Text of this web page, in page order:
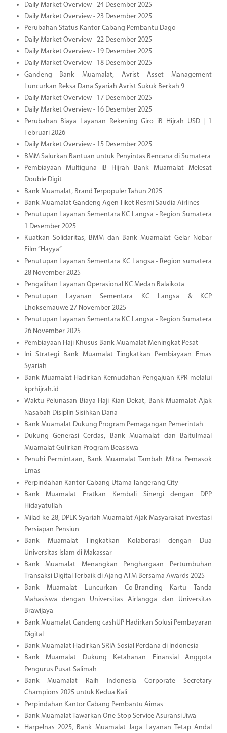
Daily Market Overview - 24 Desember 2025
Daily Market Overview - 23 Desember 2025
Perubahan Status Kantor Cabang Pembantu Dago
Daily Market Overview - 22 Desember 2025
Daily Market Overview - 19 Desember 2025
Daily Market Overview - 18 Desember 2025
Gandeng Bank Muamalat, Avrist Asset Management
Luncurkan Reksa Dana Syariah Avrist Sukuk Berkah 9
Daily Market Overview - 17 Desember 2025
Daily Market Overview - 16 Desember 2025
Perubahan Biaya Layanan Rekening Giro iB Hijrah USD | 1
Februari 2026
Daily Market Overview - 15 Desember 2025
BMM Salurkan Bantuan untuk Penyintas Bencana di Sumatera
Pembiayaan Multiguna iB Hijrah Bank Muamalat Melesat
Double Digit
Bank Muamalat, Brand Terpopuler Tahun 2025
Bank Muamalat Gandeng Agen Tiket Resmi Saudia Airlines
Penutupan Layanan Sementara KC Langsa - Region Sumatera
1 Desember 2025
Kuatkan Solidaritas, BMM dan Bank Muamalat Gelar Nobar
Film “Hayya”
Penutupan Layanan Sementara KC Langsa - Region sumatera
28 November 2025
Pengalihan Layanan Operasional KC Medan Balaikota
Penutupan Layanan Sementara KC Langsa & KCP
Lhoksemauwe 27 November 2025
Penutupan Layanan Sementara KC Langsa - Region Sumatera
26 November 2025
Pembiayaan Haji Khusus Bank Muamalat Meningkat Pesat
Ini Strategi Bank Muamalat Tingkatkan Pembiayaan Emas
Syariah
Bank Muamalat Hadirkan Kemudahan Pengajuan KPR melalui
kprhijrah.id
Waktu Pelunasan Biaya Haji Kian Dekat, Bank Muamalat Ajak
Nasabah Disiplin Sisihkan Dana
Bank Muamalat Dukung Program Pemagangan Pemerintah
Dukung Generasi Cerdas, Bank Muamalat dan Baitulmaal
Muamalat Gulirkan Program Beasiswa
Penuhi Permintaan, Bank Muamalat Tambah Mitra Pemasok
Emas
Perpindahan Kantor Cabang Utama Tangerang City
Bank Muamalat Eratkan Kembali Sinergi dengan DPP
Hidayatullah
Milad ke-28, DPLK Syariah Muamalat Ajak Masyarakat Investasi
Persiapan Pensiun
Bank Muamalat Tingkatkan Kolaborasi dengan Dua
Universitas Islam di Makassar
Bank Muamalat Menangkan Penghargaan Pertumbuhan
Transaksi Digital Terbaik di Ajang ATM Bersama Awards 2025
Bank Muamalat Luncurkan Co-Branding Kartu Tanda
Mahasiswa dengan Universitas Airlangga dan Universitas
Brawijaya
Bank Muamalat Gandeng cashUP Hadirkan Solusi Pembayaran
Digital
Bank Muamalat Hadirkan SRIA Sosial Perdana di Indonesia
Bank Muamalat Dukung Ketahanan Finansial Anggota
Pengurus Pusat Salimah
Bank Muamalat Raih Indonesia Corporate Secretary
Champions 2025 untuk Kedua Kali
Perpindahan Kantor Cabang Pembantu Aimas
Bank Muamalat Tawarkan One Stop Service Asuransi Jiwa
Harpelnas 2025, Bank Muamalat Jaga Layanan Tetap Andal